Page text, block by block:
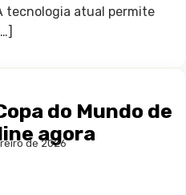
tecnologia atual permite
do Mundo de
agora
de 2026